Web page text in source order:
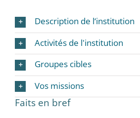
Description de l‘institution
Activités de l'institution
Groupes cibles
Vos missions
Faits en bref